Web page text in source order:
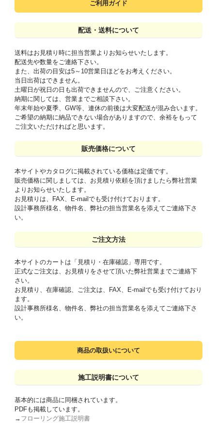
ご利用ガイド
配送・送料について
送料はお見積り時に担当営業よりお知らせいたします。
配送先や数量をご連絡下さい。
また、出荷の目安は5～10営業日ほどをお考えください。
当日出荷はできません。
土曜日が祝日の日も出荷できませんので、ご注意ください。
納期に関しては、営業までご相談下さい。
年末年始や夏季、GW等、連休の前後は大変配送が混み合います。
ご希望の納期に納品できない場合がありますので、余裕をもって
ご注文いただければと思います。
販売価格について
本サイトやカタログに掲載されている価格は定価です。
販売価格に関しましては、お見積り依頼を頂けましたら弊社営業
よりお知らせいたします。
お見積りは、FAX、E-mailでも受け付けております。
設計事務所様名、物件名、弊社の担当営業名を添えてご連絡下さ
い。
ご注文方法
本サイトのカートは「見積り・在庫確認」専用です。
正式なご注文は、お見積りをさせて頂いた弊社営業までご連絡下
さい。
お見積り、在庫確認、ご注文は、FAX、E-mailでも受け付けており
ます。
設計事務所様名、物件名、弊社の担当営業名を添えてご連絡下さ
い。
商品の取扱いについて
施工説明書について
基本的には商品に同梱されています。
PDFも掲載しています。
→ フローリング施工説明書